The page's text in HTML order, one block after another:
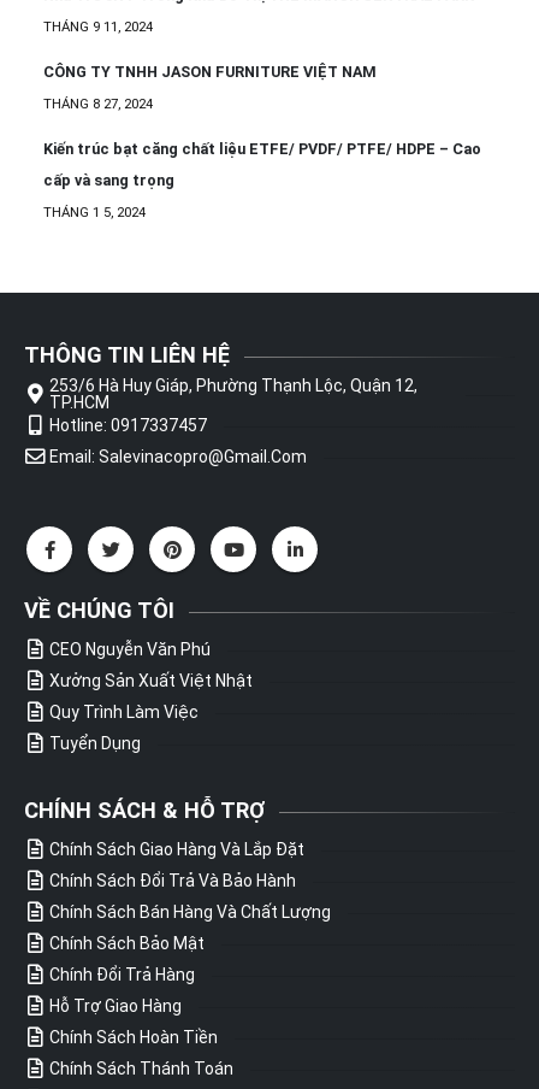
THÁNG 9 11, 2024
CÔNG TY TNHH JASON FURNITURE VIỆT NAM
THÁNG 8 27, 2024
Kiến trúc bạt căng chất liệu ETFE/ PVDF/ PTFE/ HDPE – Cao
cấp và sang trọng
THÁNG 1 5, 2024
THÔNG TIN LIÊN HỆ
253/6 Hà Huy Giáp, Phường Thạnh Lộc, Quận 12,
TP.HCM
Hotline: 0917337457
Email: Salevinacopro@gmail.com
VỀ CHÚNG TÔI
CEO Nguyễn Văn Phú
Xưởng Sản Xuất Việt Nhật
Quy Trình Làm Việc
Tuyển Dụng
CHÍNH SÁCH & HỖ TRỢ
Chính Sách Giao Hàng Và Lắp Đặt
Chính Sách Đổi Trả Và Bảo Hành
Chính Sách Bán Hàng Và Chất Lượng
Chính Sách Bảo Mật
Chính Đổi Trả Hàng
Hỗ Trợ Giao Hàng
Chính Sách Hoàn Tiền
Chính Sách Thánh Toán